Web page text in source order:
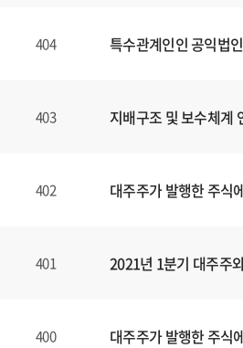
404 특수관계인인 공익법
403 지배구조 및 보수체계
402 대주주가 발행한 주식
401 2021년 1분기 대주주
400 대주주가 발행한 주식